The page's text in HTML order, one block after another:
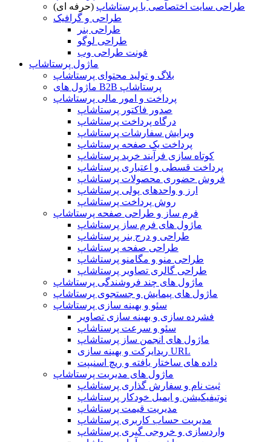
طراحی سایت اختصاصی با پرستاشاپ (حرفه ای)
طراحی و گرافیک
طراحی بنر
طراحی لوگو
فونت طراحی وب
ماژول پرستاشاپ
بلاگ و تولید محتوای پرستاشاپ
ماژول های B2B پرستاشاپ
پرداخت و امور مالی پرستاشاپ
صدور فاکتور پرستاشاپ
درگاه پرداخت پرستاشاپ
ویرایش سفارشات پرستاشاپ
پرداخت یک صفحه پرستاشاپ
کوتاه سازی فرآیند خرید پرستاشاپ
پرداخت قسطی و اعتباری پرستاشاپ
فروش حضوری محصولات پرستاشاپ
ارز و واحدهای پولی پرستاشاپ
روش پرداخت پرستاشاپ
فرم ساز و طراحی صفحه پرستاشاپ
ماژول های فرم ساز پرستاشاپ
طراحی و درج بنر پرستاشاپ
طراحی صفحه پرستاشاپ
طراحی منو و مگامنو پرستاشاپ
طراحی گالری تصاویر پرستاشاپ
ماژول های چند فروشندگی پرستاشاپ
ماژول های پیمایش و جستجوی پرستاشاپ
سئو و بهینه سازی پرستاشاپ
فشرده سازی و بهینه سازی تصاویر
سئو و سرعت پرستاشاپ
ماژول های انجمن ساز پرستاشاپ
ریدایرکت و بهینه سازی URL
داده های ساختار یافته و ریچ اسنیپت
ماژول های مدیریت پرستاشاپ
ثبت نام و سفارش گذاری پرستاشاپ
نوتیفیکیشن و ایمیل خودکار پرستاشاپ
مدیریت قیمت پرستاشاپ
مدیریت حساب کاربری پرستاشاپ
واردسازی و خروجی گیری پرستاشاپ